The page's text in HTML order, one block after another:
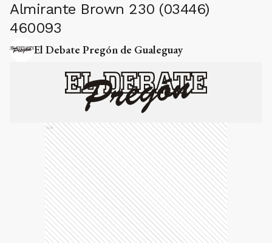
Almirante Brown 230 (03446)
460093
El Debate Pregón de Gualeguay
Ads